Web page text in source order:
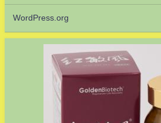
WordPress.org